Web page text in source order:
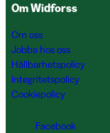
Om Widforss
Om oss
Jobba hos oss
Hållbarhetspolicy
Integritetspolicy
Cookiepolicy
Facebook